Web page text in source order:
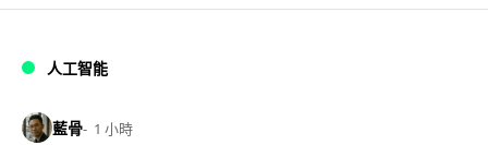
人工智能
藍骨 1 小時